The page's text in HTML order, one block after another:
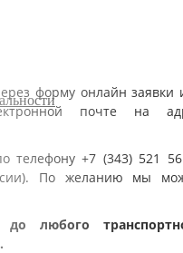
форму онлайн заявки
почте на
телефону +7 (343) 521
По желанию мы
любого